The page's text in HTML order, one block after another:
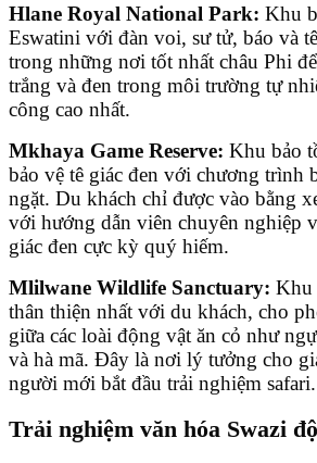
Hlane Royal National Park: Khu
Eswatini với đàn voi, sư tử, báo và
trong những nơi tốt nhất châu Phi
trắng và đen trong môi trường tự
công cao nhất.
Mkhaya Game Reserve: Khu bảo
bảo vệ tê giác đen với chương trình
ngặt. Du khách chỉ được vào bằng
với hướng dẫn viên chuyên nghiệp
giác đen cực kỳ quý hiếm.
Mlilwane Wildlife Sanctuary: Khu
thân thiện nhất với du khách, cho
giữa các loài động vật ăn cỏ như
và hà mã. Đây là nơi lý tưởng cho
người mới bắt đầu trải nghiệm safari.
Trải nghiệm văn hóa Swazi